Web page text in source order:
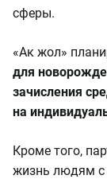
сферы.
«Ак жол»
для
зачисления
на
Кроме того,
жизнь людям с